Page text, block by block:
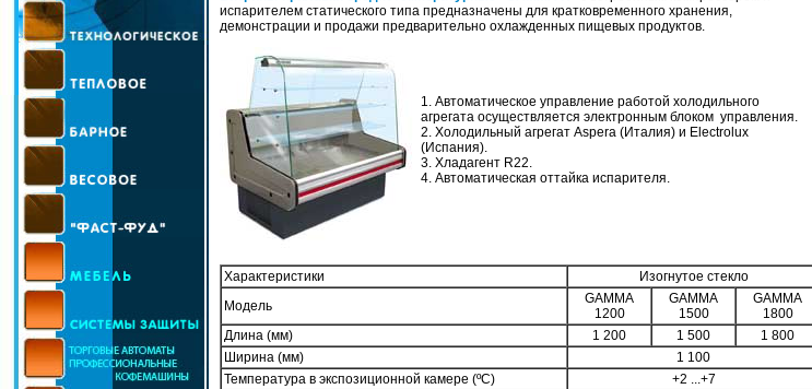
испарителем статического типа предназначены для кратковременного хранения,
демонстрации и продажи предварительно охлажденных пищевых продуктов.
1. Автоматическое управление работой холодильного
агрегата осуществляется электронным блоком управления.
2. Холодильный агрегат Aspera (Италия) и Electrolux
(Испания).
3. Хладагент R22.
4. Автоматическая оттайка испарителя.
Характеристики
Изогнутое стекло
Модель
GAMMA
1200
GAMMA
1500
GAMMA
1800
Длина (мм)
1 200 1 500
1 800
Ширина (мм)
1 100
Температура в экспозиционной камере (ºC)
+2 ...+7